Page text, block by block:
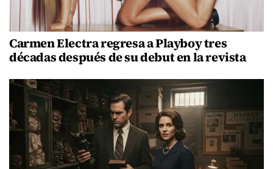
Carmen Electra regresa a Playboy tres
décadas después de su debut en la revista